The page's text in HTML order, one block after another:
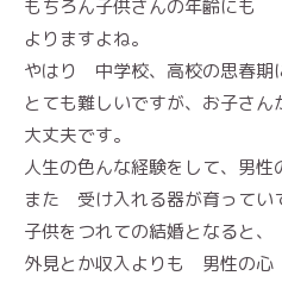
もちろん子供さんの年齢にも
よりますよね。
やはり 中学校、高校の思春期
とても難しいですが、お子さん
大丈夫です。
人生の色んな経験をして、男性
また 受け入れる器が育ってい
子供をつれての結婚となると、
外見とか収入よりも 男性の心